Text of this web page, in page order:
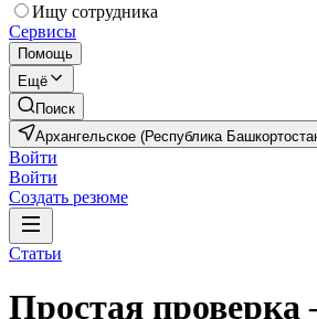
Ищу сотрудника
Сервисы
Помощь
Ещё
Поиск
Архангельское (Республика
Войти
Войти
Создать резюме
Статьи
Простая проверка